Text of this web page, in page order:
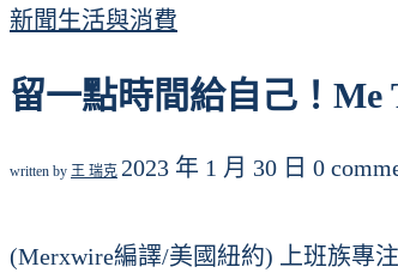
新聞生活與消費
留一點時間給自己！Me
written by 王 瑞克 2023 年 1 月 30 日 0
(Merxwire編譯/美國紐約) 上班族專